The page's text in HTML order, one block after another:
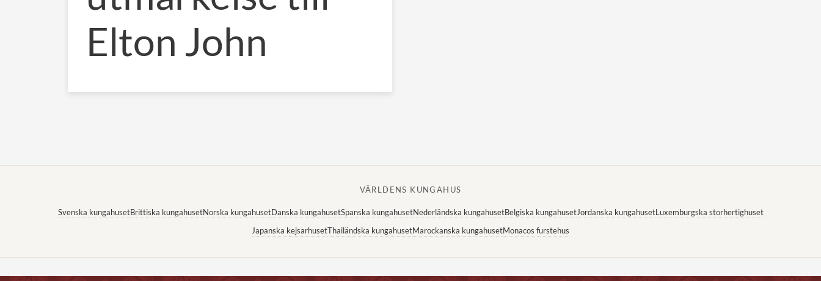
Elton John
VÄRLDENS KUNGAHUS
Svenska kungahusetBrittiska kungahusetNorska kungahusetDanska kungahusetSpanska kungahusetNederländska kungahusetBelgiska kungahusetJordanska kungahusetLuxemburgska storhertighuset
Japanska kejsarhusetThailändska kungahusetMarockanska kungahusetMonacos furstehus